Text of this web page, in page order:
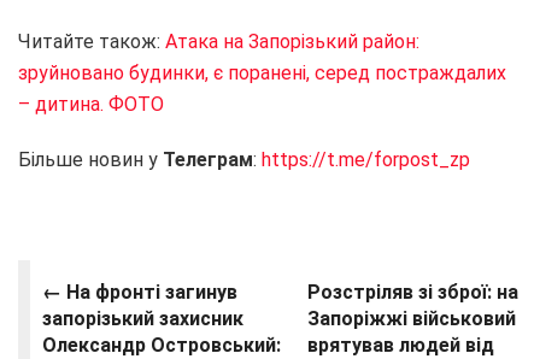
Читайте також: Атака на Запорізький район:
зруйновано будинки, є поранені, серед постраждалих
– дитина. ФОТО
Більше новин у Телеграм: https://t.me/forpost_zp
← На фронті загинув
запорізький захисник
Олександр Островський:
Розстріляв зі зброї: на
Запоріжжі військовий
врятував людей від